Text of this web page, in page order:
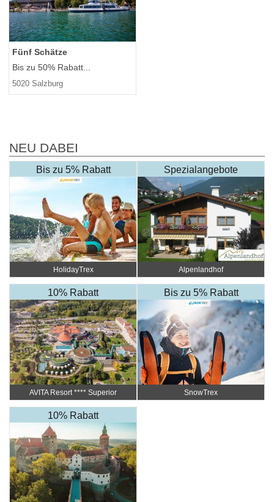
Fünf Schätze
Bis zu 50% Rabatt...
5020 Salzburg
NEU DABEI
Bis zu 5% Rabatt
HolidayTrex
Spezialangebote
Alpenlandhof
10% Rabatt
AVITA Resort ​**** Superior
Bis zu 5% Rabatt
SnowTrex
10% Rabatt